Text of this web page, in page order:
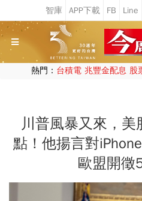
熱門： 台積電 兆豐金配息 股
川普風暴又來，
點！他揚言對
歐盟開徵